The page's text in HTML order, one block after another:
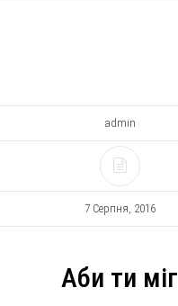
admin
7 Серпня, 2016
Аби ти міг